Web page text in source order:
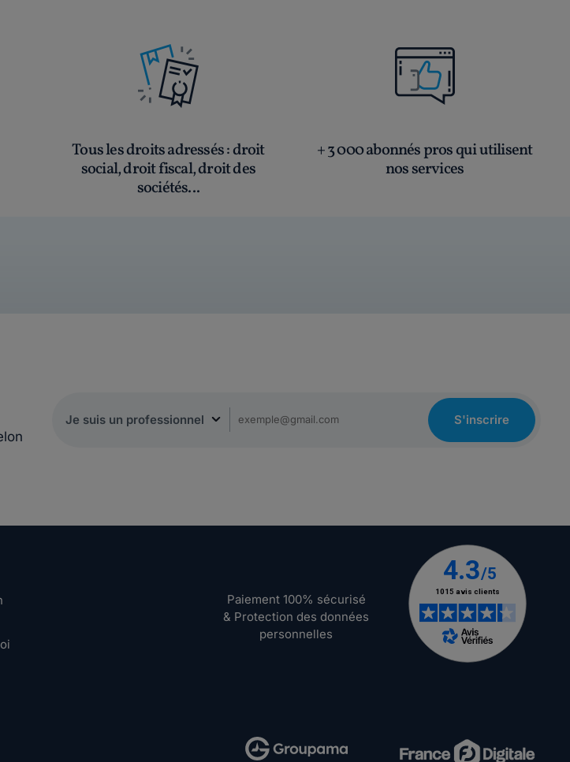
Tous les droits adressés: droit
social, droit fiscal, droit des
sociétés...
+ 3 000 abonnés pros qui utilisent
nos services
S'inscrire
Paiement 100% sécurisé
& Protection des données
personnelles